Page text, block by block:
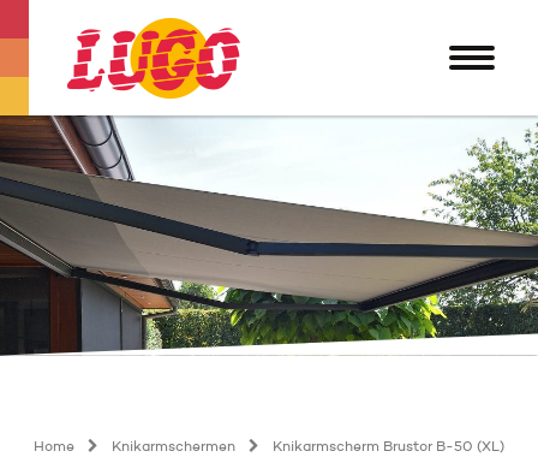
Home Knikarmschermen Knikarmscherm Brustor B-50 (XL)